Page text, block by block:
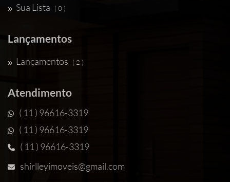
Sua Lista ( 0 )
Lançamentos
Lançamentos ( 2 )
Atendimento
( 11 ) 96616-3319
( 11 ) 96616-3319
( 11 ) 96616-3319
shirlleyimoveis@gmail.com